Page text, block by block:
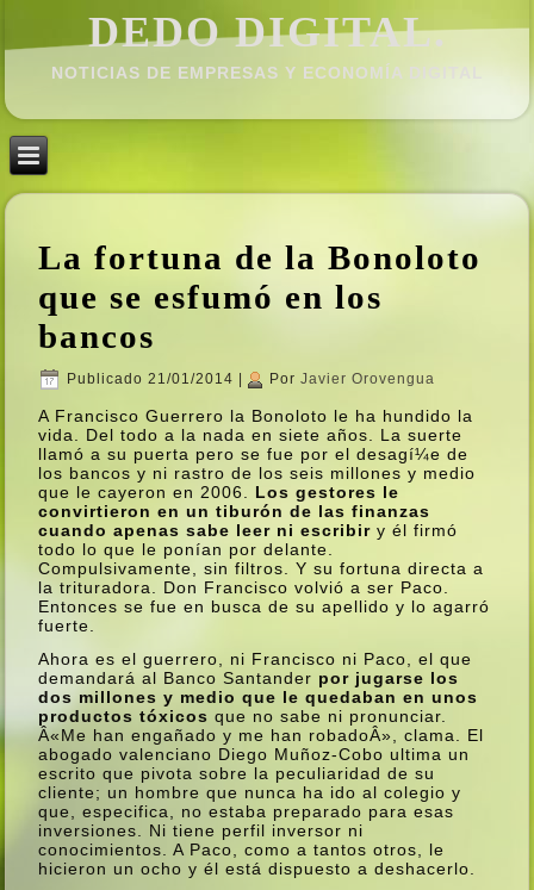
DEDO DIGITAL.
NOTICIAS DE EMPRESAS Y ECONOMÍ­A DIGITAL
La fortuna de la Bonoloto
que se esfumó en los
bancos
Publicado 21/01/2014 Por Javier Orovengua
A Francisco Guerrero la Bonoloto le ha hundido la
vida. Del todo a la nada en siete años. La suerte
llamó a su puerta pero se fue por el desagí¼e de
los bancos y ni rastro de los seis millones y medio
que le cayeron en 2006. Los gestores le
convirtieron en un tiburón de las finanzas
cuando apenas sabe leer ni escribiry él firmó
todo lo que le poní­an por delante.
Compulsivamente, sin filtros. Y su fortuna directa a
la trituradora. Don Francisco volvió a ser Paco.
Entonces se fue en busca de su apellido y lo agarró
fuerte.
Ahora es el guerrero, ni Francisco ni Paco, el que
demandará al Banco Santander por jugarse los
dos millones y medio que le quedaban en unos
productos tóxicos que no sabe ni pronunciar.
Â«Me han engañado y me han robadoÂ», clama. El
abogado valenciano Diego Muñoz-Cobo ultima un
escrito que pivota sobre la peculiaridad de su
cliente; un hombre que nunca ha ido al colegio y
que, especifica, no estaba preparado para esas
inversiones. Ni tiene perfil inversor ni
conocimientos. A Paco, como a tantos otros, le
hicieron un ocho y él está dispuesto a deshacerlo.